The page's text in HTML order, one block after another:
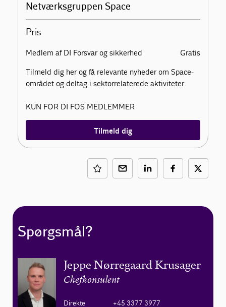
Netværksgruppen Space
Pris
Medlem af DI Forsvar og sikkerhed
Gratis
Tilmeld dig her og få relevante nyheder om Space-
området og deltag i sektorrelaterede aktiviteter.
KUN FOR DI FOS MEDLEMMER
Tilmeld dig
Spørgsmål?
Jeppe Nørregaard Krusager
Chefkonsulent
Direkte +45 3377 3977